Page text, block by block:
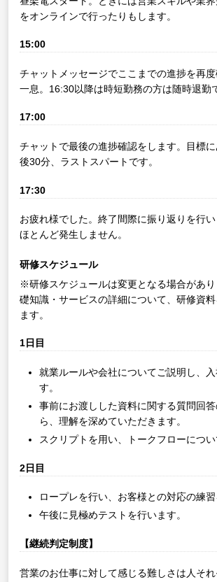
をオンラインで行ったりもします。
15:00
チャットメッセージでここまでの進捗を再
一息。16:30以降は時短勤務の方は随時退勤
17:00
チャットで最後の進捗確認をします。目標に
後30分、ラストスパートです。
17:30
お疲れ様でした。終了間際に振り返りを行
ほとんど発生しません。
研修スケジュール
※研修スケジュールは変更となる場合があり
礎知識・サービスの詳細について、研修資
ます。
1日目
就業ルールや会社についてご説明し、
す。
事前にお渡しした資料に関する質問回
ら、理解を深めていただきます。
スクリプトを用い、トークフローについ
2日目
ロープレを行い、お客様との対応の練習
午後に見極めテストを行います。
【継続判定制度】
営業のお仕事に対して感じる難しさは人そ